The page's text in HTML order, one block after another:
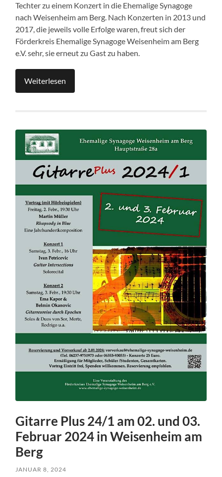
Techter zu einem Konzert in die Ehemalige Synagoge
nach Weisenheim am Berg. Nach Konzerten in 2013 und
2017, die jeweils volle Erfolge waren, freut sich der
Förderkreis Ehemalige Synagoge Weisenheim am Berg
e.V. sehr, sie erneut zu Gast zu haben.
Weiterlesen
Gitarre Plus 24/1 am 02. und 03.
Februar 2024 in Weisenheim am
Berg
JANUAR 8, 2024